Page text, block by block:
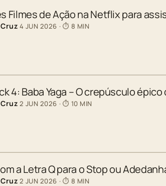
Filmes de Ação na Netflix para
4 JUN 2026 · ⏱ 8 MIN
4: Baba Yaga – O crepúsculo
2 JUN 2026 · ⏱ 10 MIN
a Letra Q para o Stop ou
2 JUN 2026 · ⏱ 8 MIN